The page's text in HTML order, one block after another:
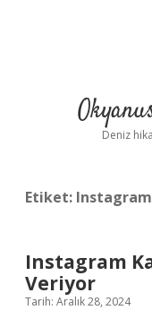
Deniz
Etiket: Instagram
Instagram
Veriyor
Tarih: Aralık 28, 2024